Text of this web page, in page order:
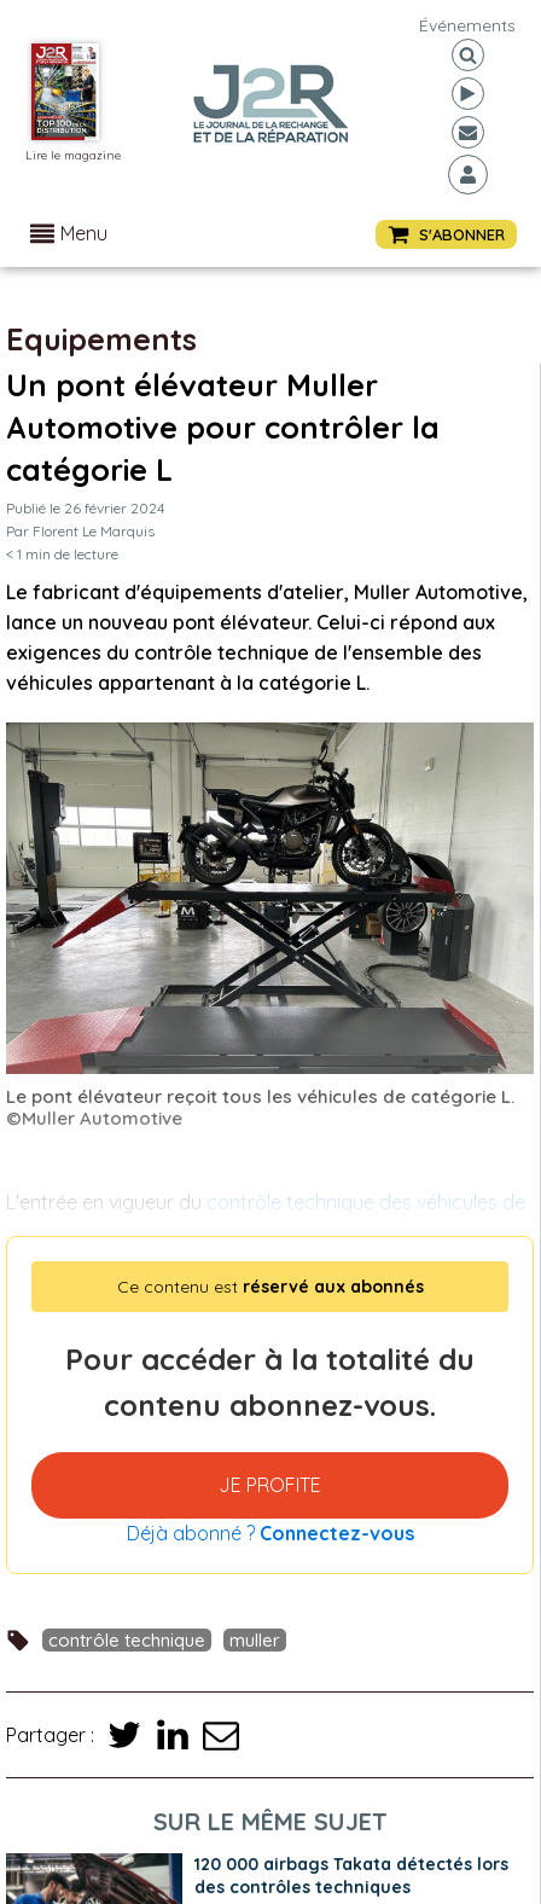
Lire le magazine
Événements
Menu S'ABONNER
Equipements
Un pont élévateur Muller
Automotive pour contrôler la
catégorie L
Publié le 26 février 2024
Par Florent Le Marquis
< 1 min de lecture
Le fabricant d'équipements d'atelier, Muller Automotive,
lance un nouveau pont élévateur. Celui-ci répond aux
exigences du contrôle technique de l'ensemble des
véhicules appartenant à la catégorie L.
Le pont élévateur reçoit tous les véhicules de catégorie L.
©Muller Automotive
L'entrée en vigueur du contrôle technique des véhicules de
Ce contenu est réservé aux abonnés
Pour accéder à la totalité du
contenu abonnez-vous.
JE PROFITE
Déjà abonné ? Connectez-vous
contrôle technique muller
Partager :
SUR LE MÊME SUJET
120 000 airbags Takata détectés lors
des contrôles techniques